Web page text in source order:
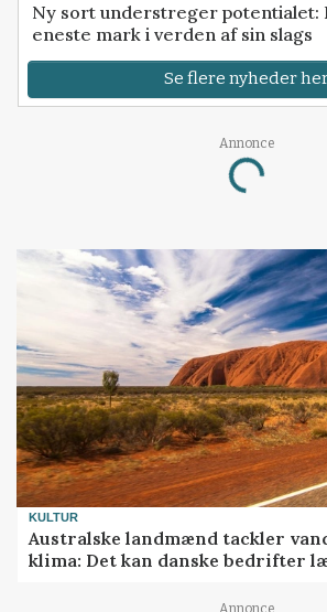
Ny sort understreger potentialet:
eneste mark i verden af sin slags
Se flere nyheder
Annonce
Loading...
KULTUR
Australske landmænd tackler
klima: Det kan danske bedrifter
Annonce